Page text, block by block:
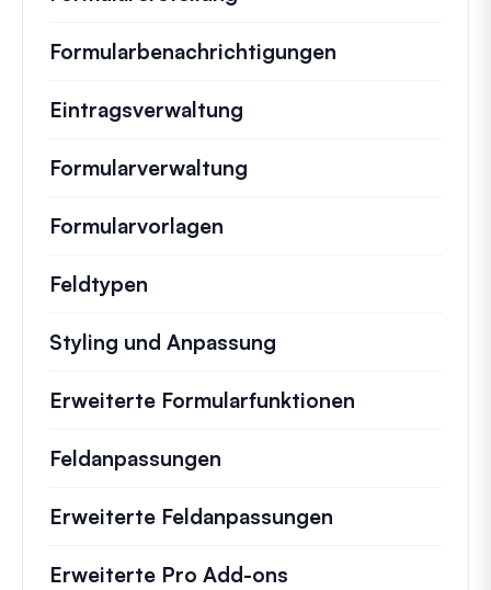
Formularbenachrichtigungen
Eintragsverwaltung
Formularverwaltung
Formularvorlagen
Feldtypen
Styling und Anpassung
Erweiterte Formularfunktionen
Feldanpassungen
Erweiterte Feldanpassungen
Erweiterte Pro Add-ons